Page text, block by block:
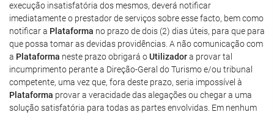
execução insatisfatória dos mesmos, deverá notificar
imediatamente o prestador de serviços sobre esse facto, bem como
notificar a Plataforma no prazo de dois (2) dias úteis, para que para
que possa tomar as devidas providências. A não comunicação com
a Plataforma neste prazo obrigará oUtilizadora provar tal
incumprimento perante a Direção-Geral do Turismo e/ou tribunal
competente, uma vez que, fora deste prazo, seria impossível à
Plataforma provar a veracidade das alegações ou chegar a uma
solução satisfatória para todas as partes envolvidas. Em nenhum